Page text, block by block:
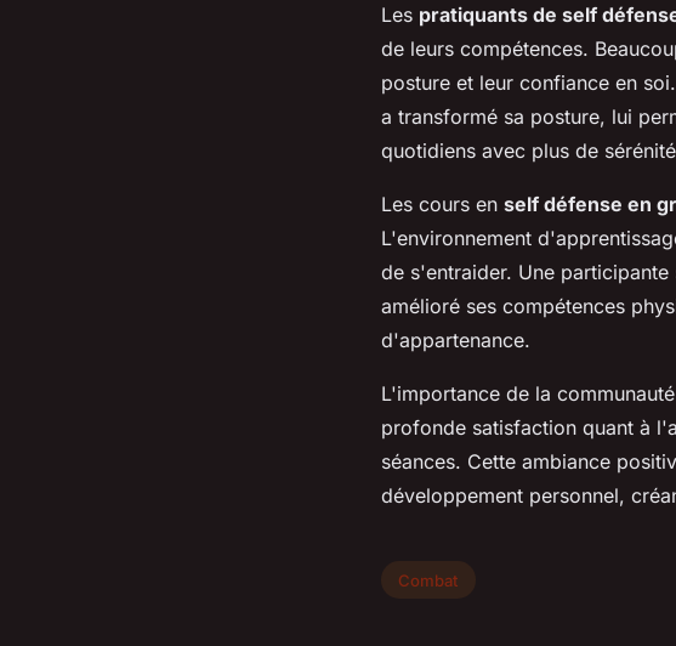
Les pratiquants de self
de leurs compétences.
posture et leur confiance en
a transformé sa posture, lui
quotidiens avec plus de
Les cours en self défense en
L'environnement
de s'entraider. Une
amélioré ses compétences
d'appartenance.
L'importance de la
profonde satisfaction quant à
séances. Cette ambiance
développement personnel,
Combat